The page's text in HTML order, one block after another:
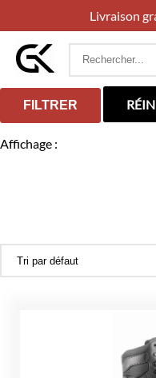
Livraison
Rechercher
FILTRER
Affichage :